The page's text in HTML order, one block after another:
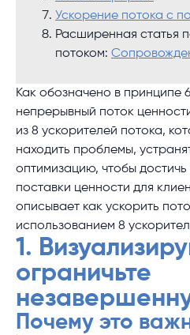
Ускорение потока с
Расширенная статья
потоком:
Как обозначено в принципе
непрерывный поток
из 8 ускорителей потока,
находить проблемы,
оптимизацию, чтобы
поставки ценности для
описывает как ускорить
использованием 8
1.
ограничьте
Почему это